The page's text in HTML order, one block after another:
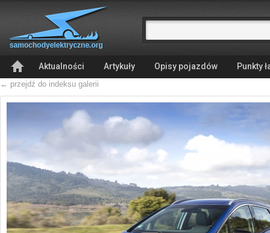
Aktualności Artykuły Opisy pojazdów Punkty
← przejdź do indeksu galerii